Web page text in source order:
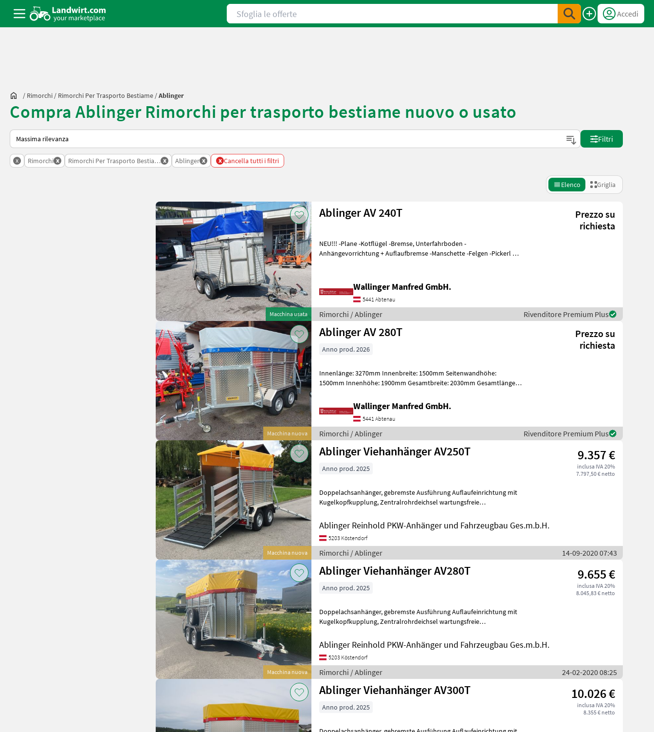
Sfoglia le offerte
Accedi
/ Rimorchi / Rimorchi Per Trasporto Bestiame /Ablinger
Compra Ablinger Rimorchi per trasporto bestiame nuovo o usato
Ecco come viene ordinato su Landwirt.com
Filtri
x Rimorchi x Rimorchi Per Trasporto Bestiamex Ablinger x x Cancella tutti i filtri
Elenco Griglia
Macchina usata
Ablinger AV 240T
Prezzo su
richiesta
NEU!!! -Plane -Kotflügel -Bremse, Unterfahrboden -
Anhängevorrichtung + Auflaufbremse -Manschette -Felgen -Pickerl bis
Wallinger Manfred GmbH.
5441 Abtenau
Rimorchi / Ablinger Rivenditore Premium Plus
Macchina nuova
Ablinger AV 280T
Prezzo su
richiesta
Anno prod. 2026
Innenlänge: 3270mm Innenbreite: 1500mm Seitenwandhöhe:
1500mm Innenhöhe: 1900mm Gesamtbreite: 2030mm Gesamtlänge:
Wallinger Manfred GmbH.
5441 Abtenau
Rimorchi / Ablinger Rivenditore Premium Plus
Macchina nuova
Ablinger Viehanhänger AV250T 9.357 €
inclusa IVA 20%
7.797,50 € netto
Anno prod. 2025
Doppelachsanhänger, gebremste Ausführung Auflaufeinrichtung mit
Kugelkopfkupplung, Zentralrohrdeichsel wartungsfreie
Ablinger Reinhold PKW-Anhänger und Fahrzeugbau Ges.m.b.H.
5203 Köstendorf
Rimorchi / Ablinger 14-09-2020 07:43
Macchina nuova
Ablinger Viehanhänger AV280T 9.655 €
inclusa IVA 20%
8.045,83 € netto
Anno prod. 2025
Doppelachsanhänger, gebremste Ausführung Auflaufeinrichtung mit
Kugelkopfkupplung, Zentralrohrdeichsel wartungsfreie
Ablinger Reinhold PKW-Anhänger und Fahrzeugbau Ges.m.b.H.
5203 Köstendorf
Rimorchi / Ablinger 24-02-2020 08:25
Ablinger Viehanhänger AV300T 10.026 €
inclusa IVA 20%
8.355 € netto
Anno prod. 2025